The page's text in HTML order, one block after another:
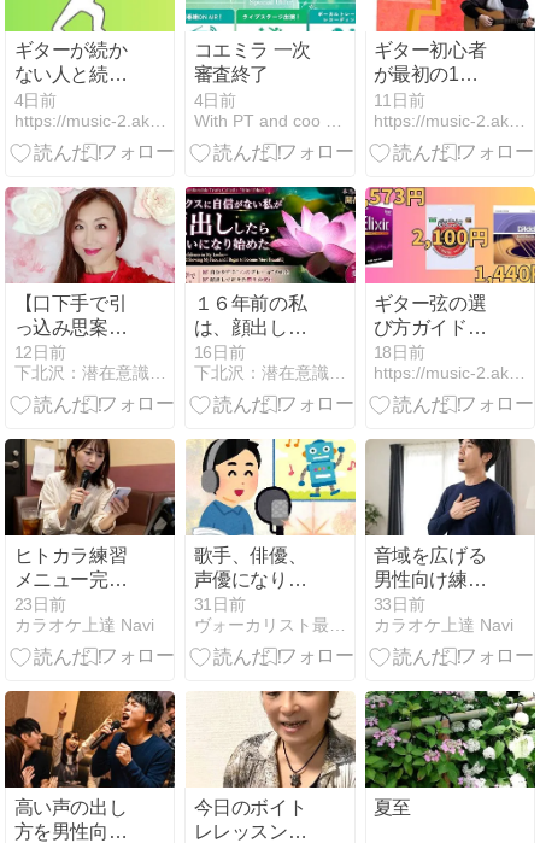
ギターが続か
ない人と続く
人の決定的な
違い3つ
4日前
https://music-2.akira01.com/
コエミラ 一次
審査終了
4日前
With PT and coo 神戸のボイストレーナーブログ
ギター初心者
が最初の1ヶ
月でやるべき
ことロードマ
ップ
11日前
https://music-2.akira01.com/
【口下手で引
っ込み思案で
セールス？】
分かることと
自分のマイン
解決できる事
は違う
12日前
下北沢：潜在意識＋セルフイメージ書換え。愛100％で願望実現
１６年前の私
は、顔出しし
たくなくて、
自分のプロフ
ィール写真に
使っていまし
た。
16日前
下北沢：潜在意識＋セルフイメージ書換え。愛100％で願望実現
ギター弦の選
び方ガイド｜
初心者におす
すめの弦3選
と交換時期
18日前
https://music-2.akira01.com/
ヒトカラ練習
メニュー完全
版！2時間で
歌を上達させ
る実践時間配
23日前
カラオケ上達 Navi
歌手、俳優、
声優になりた
いというお子
さんをお持ち
の親御さんへ
31日前
ヴォーカリスト最後の駆け込み寺ヴォイストレーニングstudy
音域を広げる
男性向け練習
法を解説！具
体的な手順に
ついて
33日前
カラオケ上達 Navi
高い声の出し
方を男性向け
今日のボイト
レレッスンは
夏至